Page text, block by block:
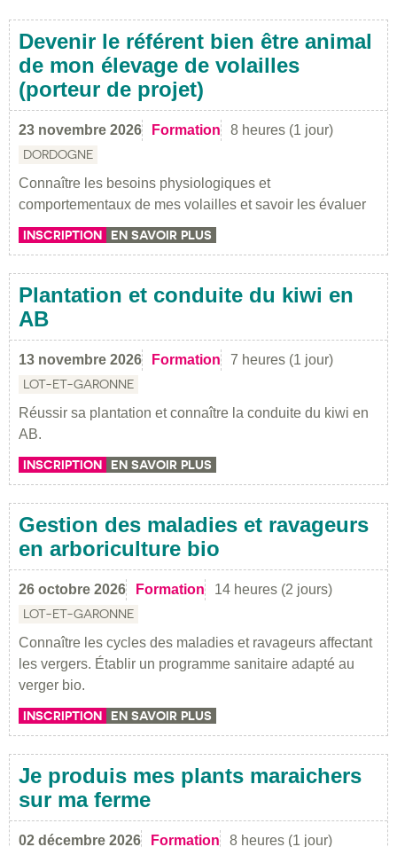
Devenir le référent bien être animal
de mon élevage de volailles
(porteur de projet)
23 novembre 2026 Formation 8 heures (1 jour)
DORDOGNE
Connaître les besoins physiologiques et
comportementaux de mes volailles et savoir les évaluer
INSCRIPTION EN SAVOIR PLUS
Plantation et conduite du kiwi en
AB
13 novembre 2026 Formation 7 heures (1 jour)
LOT-ET-GARONNE
Réussir sa plantation et connaître la conduite du kiwi en
AB.
INSCRIPTION EN SAVOIR PLUS
Gestion des maladies et ravageurs
en arboriculture bio
26 octobre 2026 Formation 14 heures (2 jours)
LOT-ET-GARONNE
Connaître les cycles des maladies et ravageurs affectant
les vergers. Établir un programme sanitaire adapté au
verger bio.
INSCRIPTION EN SAVOIR PLUS
Je produis mes plants maraichers
sur ma ferme
02 décembre 2026 Formation 8 heures (1 jour)